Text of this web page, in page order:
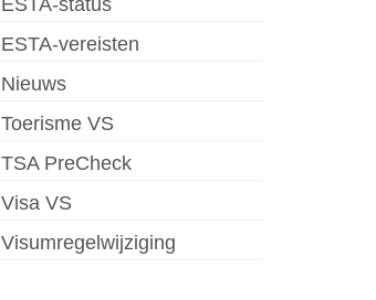
ESTA-status
ESTA-vereisten
Nieuws
Toerisme VS
TSA PreCheck
Visa VS
Visumregelwijziging